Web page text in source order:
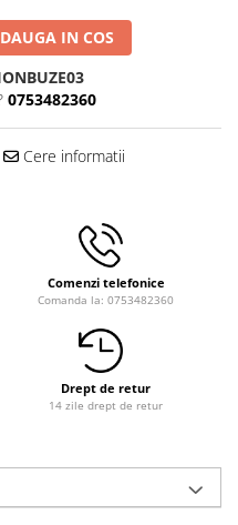
IN COS
0753482360
Cere informatii
Comenzi telefonice
Comanda la: 0753482360
Drept de retur
14 zile drept de retur